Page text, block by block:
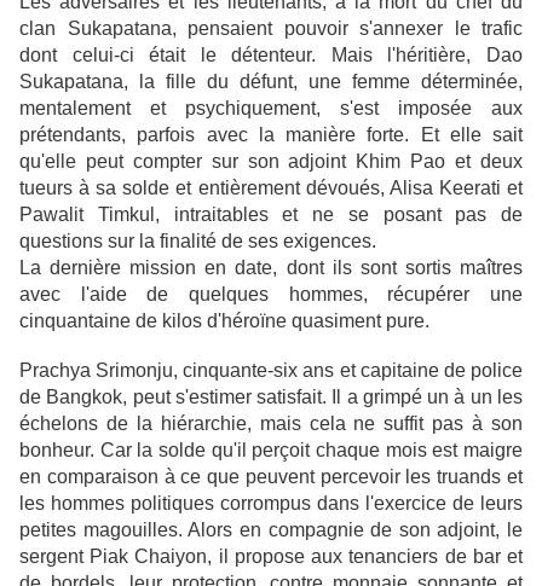
clan Sukapatana, pensaient pouvoir s'annexer le trafic
dont celui-ci était le détenteur. Mais l'héritière, Dao
Sukapatana, la fille du défunt, une femme déterminée,
mentalement et psychiquement, s'est imposée aux
prétendants, parfois avec la manière forte. Et elle sait
qu'elle peut compter sur son adjoint Khim Pao et deux
tueurs à sa solde et entièrement dévoués, Alisa Keerati et
Pawalit Timkul, intraitables et ne se posant pas de
questions sur la finalité de ses exigences.
La dernière mission en date, dont ils sont sortis maîtres
avec l'aide de quelques hommes, récupérer une
cinquantaine de kilos d'héroïne quasiment pure.
Prachya Srimonju, cinquante-six ans et capitaine de police
de Bangkok, peut s'estimer satisfait. Il a grimpé un à un les
échelons de la hiérarchie, mais cela ne suffit pas à son
bonheur. Car la solde qu'il perçoit chaque mois est maigre
en comparaison à ce que peuvent percevoir les truands et
les hommes politiques corrompus dans l'exercice de leurs
petites magouilles. Alors en compagnie de son adjoint, le
sergent Piak Chaiyon, il propose aux tenanciers de bar et